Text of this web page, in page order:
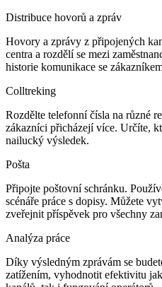
Distribuce hovorů a zpráv
Hovory a zprávy z připojených
centra a rozdělí se mezi
historie komunikace se
Colltreking
Rozdělte telefonní čísla na různé
zákazníci přicházejí více. Určíte,
nailucký výsledek.
Pošta
Připojte poštovní schránku.
scénáře práce s dopisy. Můžete
zveřejnit příspěvek pro všechny
Analýza práce
Díky výsledným zprávám se
zatížením, vyhodnotit efektivitu